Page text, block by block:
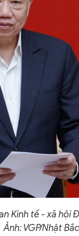
Kinh tế - xã
Ảnh: VGP/Nhật Bắc